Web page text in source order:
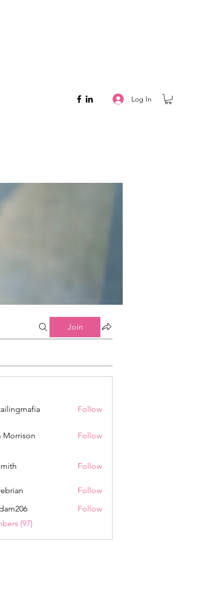
Log In
Join
Follow
Morrison Follow
Follow
Follow
Follow
(97)